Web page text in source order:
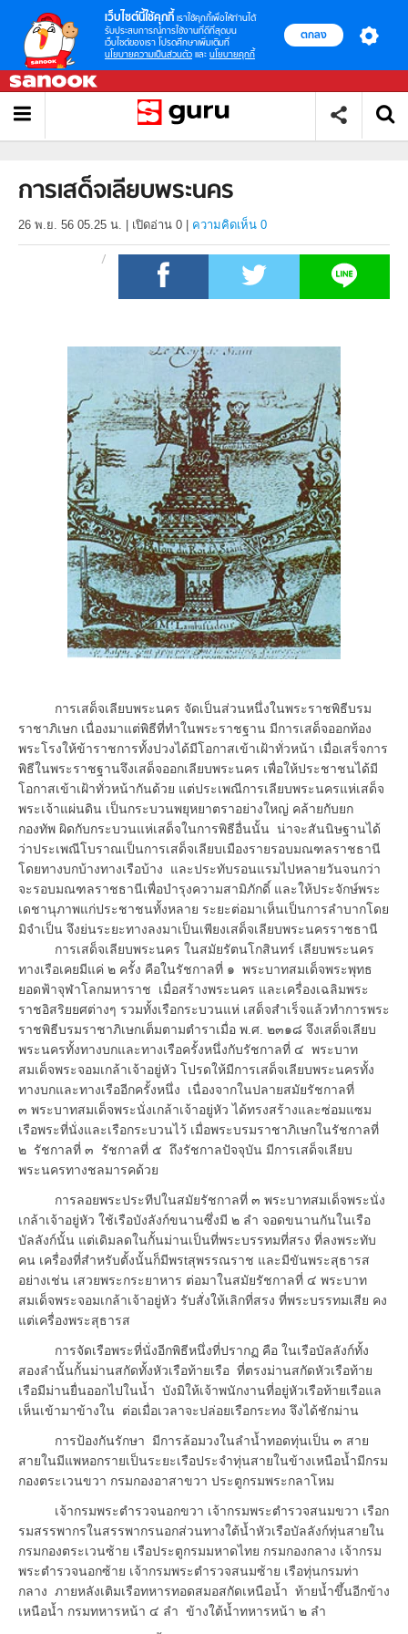
เว็บไซต์นี้ใช้คุกกี้ เราใช้คุกกี้เพื่อให้ท่านได้
รับประสบการณ์การใช้งานที่ดีที่สุดบน
เว็บไซต์ของเรา โปรดศึกษาเพิ่มเติมที่
นโยบายความเป็นส่วนตัว และ นโยบายคุกกี้
ตกลง
การเสด็จเลียบพระนคร
26 พ.ย. 56 05.25 น. เปิดอ่าน 0 ความคิดเห็น 0
การเสด็จเลียบพระนคร จัดเป็นส่วนหนึ่งในพระราชพิธีบรม
ราชาภิเษก เนื่องมาแต่พิธีที่ทำในพระราชฐาน มีการเสด็จออกท้อง
พระโรงให้ข้าราชการทั้งปวงได้มีโอกาสเข้าเฝ้าทั่วหน้า เมื่อเสร็จการ
พิธีในพระราชฐานจึงเสด็จออกเลียบพระนคร เพื่อให้ประชาชนได้มี
โอกาสเข้าเฝ้าทั่วหน้ากันด้วย แต่ประเพณีการเลียบพระนครแห่เสด็จ
พระเจ้าแผ่นดิน เป็นกระบวนพยุหยาตราอย่างใหญ่ คล้ายกับยก
กองทัพ ผิดกับกระบวนแห่เสด็จในการพิธีอื่นนั้น น่าจะสันนิษฐานได้
ว่าประเพณีโบราณเป็นการเสด็จเลียบเมืองรายรอบมณฑลราชธานี
โดยทางบกบ้างทางเรือบ้าง และประทับรอนแรมไปหลายวันจนกว่า
จะรอบมณฑลราชธานีเพื่อบำรุงความสามิภักดิ์ และให้ประจักษ์พระ
เดชานุภาพแก่ประชาชนทั้งหลาย ระยะต่อมาเห็นเป็นการลำบากโดย
มิจำเป็น จึงย่นระยะทางลงมาเป็นเพียงเสด็จเลียบพระนครราชธานี
การเสด็จเลียบพระนคร ในสมัยรัตนโกสินทร์ เลียบพระนคร
ทางเรือเคยมีแค่ ๒ ครั้ง คือในรัชกาลที่ ๑ พระบาทสมเด็จพระพุทธ
ยอดฟ้าจุฬาโลกมหาราช เมื่อสร้างพระนคร และเครื่องเฉลิมพระ
ราชอิสริยยศต่างๆ รวมทั้งเรือกระบวนแห่ เสด็จสำเร็จแล้วทำการพระ
ราชพิธีบรมราชาภิเษกเต็มตามตำราเมื่อ พ.ศ. ๒๓๑๘ จึงเสด็จเลียบ
พระนครทั้งทางบกและทางเรือครั้งหนึ่งกับรัชกาลที่ ๔ พระบาท
สมเด็จพระจอมเกล้าเจ้าอยู่หัว โปรดให้มีการเสด็จเลียบพระนครทั้ง
ทางบกและทางเรืออีกครั้งหนึ่ง เนื่องจากในปลายสมัยรัชกาลที่
๓ พระบาทสมเด็จพระนั่งเกล้าเจ้าอยู่หัว ได้ทรงสร้างและซ่อมแซม
เรือพระที่นั่งและเรือกระบวนไว้ เมื่อพระบรมราชาภิเษกในรัชกาลที่
๒ รัชกาลที่ ๓ รัชกาลที่ ๕ ถึงรัชกาลปัจจุบัน มีการเสด็จเลียบ
พระนครทางชลมารคด้วย
การลอยพระประทีปในสมัยรัชกาลที่ ๓ พระบาทสมเด็จพระนั่ง
เกล้าเจ้าอยู่หัว ใช้เรือบังลังก์ขนานซึ่งมี ๒ ลำ จอดขนานกันในเรือ
บัลลังก์นั้น แต่เดิมลดในกั้นม่านเป็นที่พระบรรทมที่สรง ที่ลงพระทับ
คน เครื่องที่สำหรับตั้งนั้นก็มีพรtสุพรรณราช และมีขันพระสุธารส
อย่างเช่น เสวยพระกระยาหาร ต่อมาในสมัยรัชกาลที่ ๔ พระบาท
สมเด็จพระจอมเกล้าเจ้าอยู่หัว รับสั่งให้เลิกที่สรง ที่พระบรรทมเสีย คง
แต่เครื่องพระสุธารส
การจัดเรือพระที่นั่งอีกพิธีหนึ่งที่ปรากฏ คือ ในเรือบัลลังก์ทั้ง
สองลำนั้นกั้นม่านสกัดทั้งหัวเรือท้ายเรือ ที่ตรงม่านสกัดหัวเรือท้าย
เรือมีม่านยื่นออกไปในน้ำ บังมิให้เจ้าพนักงานที่อยู่หัวเรือท้ายเรือแล
เห็นเข้ามาข้างใน ต่อเมื่อเวลาจะปล่อยเรือกระทง จึงได้ชักม่าน
การป้องกันรักษา มีการล้อมวงในลำน้ำทอดทุ่นเป็น ๓ สาย
สายในมีแพหอกรายเป็นระยะเรือประจำทุ่นสายในข้างเหนือน้ำมีกรม
กองตระเวนขวา กรมกองอาสาขวา ประตูกรมพระกลาโหม
เจ้ากรมพระตำรวจนอกขวา เจ้ากรมพระตำรวจสนมขวา เรือก
รมสรรพากรในสรรพากรนอกส่วนทางใต้น้ำหัวเรือบัลลังก์ทุ่นสายใน
กรมกองตระเวนซ้าย เรือประตูกรมมหาดไทย กรมกองกลาง เจ้ากรม
พระตำรวจนอกซ้าย เจ้ากรมพระตำรวจสนมซ้าย เรือทุ่นกรมท่า
กลาง ภายหลังเติมเรือทหารทอดสมอสกัดเหนือน้ำ ท้ายน้ำขึ้นอีกข้าง
เหนือน้ำ กรมทหารหน้า ๔ ลำ ข้างใต้น้ำทหารหน้า ๒ ลำ